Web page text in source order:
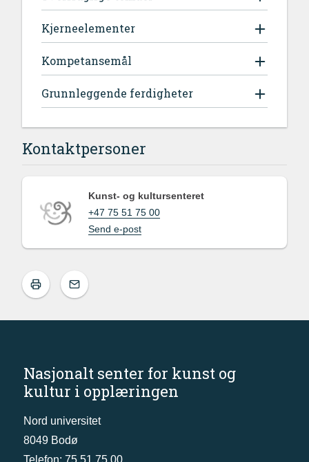
Kjerneelementer
Kompetansemål
Grunnleggende ferdigheter
Kontaktpersoner
Kunst- og kultursenteret
+47 75 51 75 00
Send e-post
Nasjonalt senter for kunst og
kultur i opplæringen
Nord universitet
8049 Bodø
Telefon: 75 51 75 00